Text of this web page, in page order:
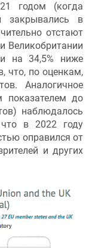
годом (когда
закрывались в
отстают
Великобритании
на 34,5% ниже
что, по оценкам,
Аналогичное
показателем до
наблюдалось
в 2022 году
оправился от
и других